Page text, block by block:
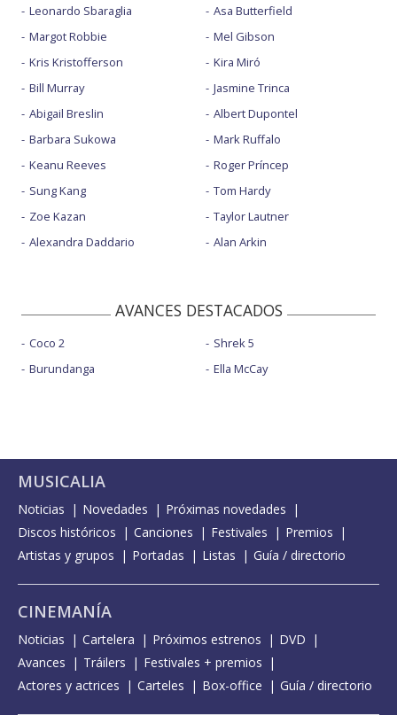
Leonardo Sbaraglia
Margot Robbie
Kris Kristofferson
Bill Murray
Abigail Breslin
Barbara Sukowa
Keanu Reeves
Sung Kang
Zoe Kazan
Alexandra Daddario
Asa Butterfield
Mel Gibson
Kira Miró
Jasmine Trinca
Albert Dupontel
Mark Ruffalo
Roger Príncep
Tom Hardy
Taylor Lautner
Alan Arkin
AVANCES DESTACADOS
Coco 2
Burundanga
Shrek 5
Ella McCay
MUSICALIA
Noticias Novedades
Próximas novedades
Discos históricos
Canciones Festivales
Premios
Artistas y grupos
Portadas Listas Guía / directorio
CINEMANÍA
Noticias Cartelera Próximos estrenos
DVD
Avances
Tráilers
Festivales + premios
Actores y actrices
Carteles Box-office Guía / directorio